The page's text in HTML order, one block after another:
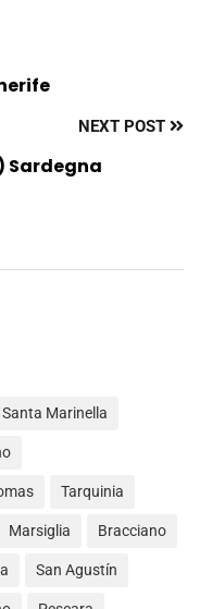
NEXT POST
Sardegna
Santa Marinella
Tarquinia
Marsiglia Bracciano
San Agustín